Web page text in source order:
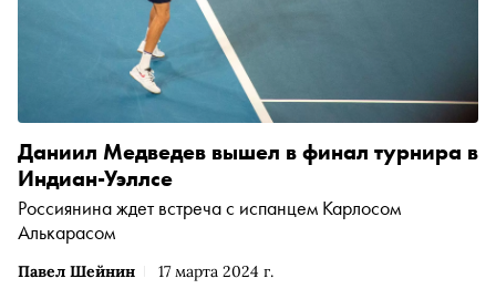
Павел Шейнин 17 марта 2024 г.
Даниил Медведев вышел в финал турнира в
Индиан-Уэллсе
Россиянина ждет встреча с испанцем Карлосом
Алькарасом